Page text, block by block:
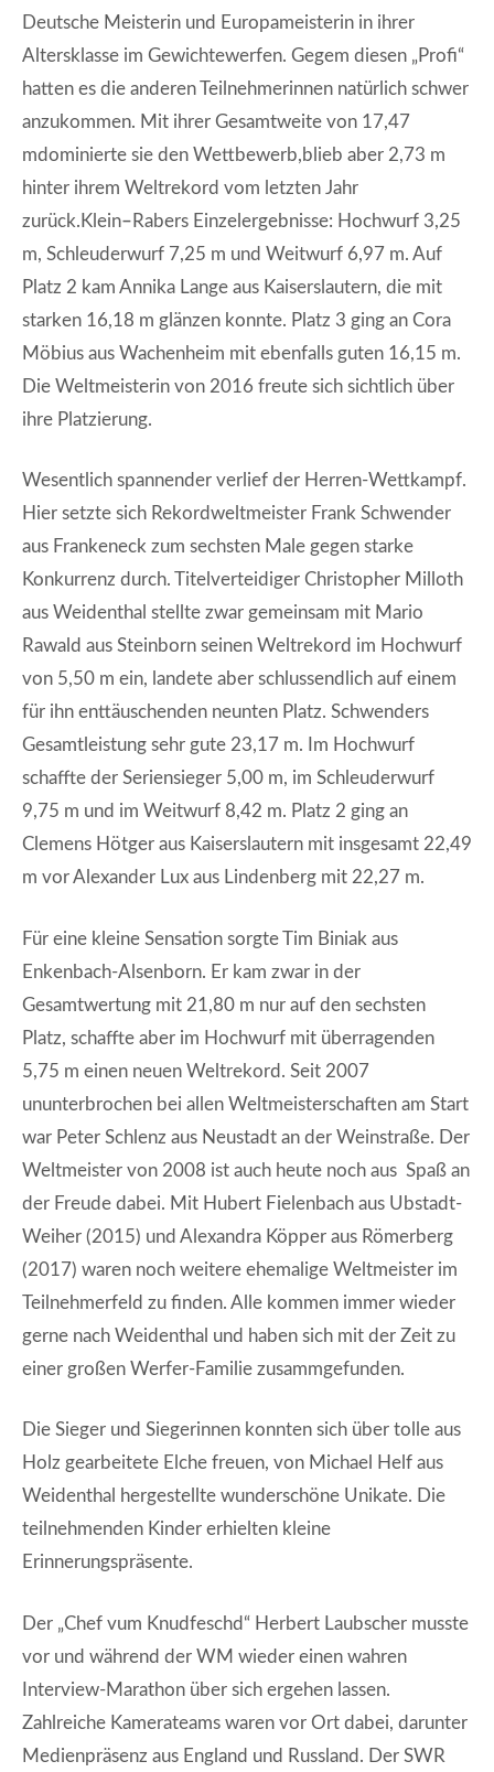
Deutsche Meisterin und Europameisterin in ihrer
Altersklasse im Gewichtewerfen. Gegem diesen „Profi“
hatten es die anderen Teilnehmerinnen natürlich schwer
anzukommen. Mit ihrer Gesamtweite von 17,47
mdominierte sie den Wettbewerb,blieb aber 2,73 m
hinter ihrem Weltrekord vom letzten Jahr
zurück.Klein– Rabers Einzelergebnisse: Hochwurf 3,25
m, Schleuderwurf 7,25 m und Weitwurf 6,97 m. Auf
Platz 2 kam Annika Lange aus Kaiserslautern, die mit
starken 16,18 m glänzen konnte. Platz 3 ging an Cora
Möbius aus Wachenheim mit ebenfalls guten 16,15 m.
Die Weltmeisterin von 2016 freute sich sichtlich über
ihre Platzierung.
Wesentlich spannender verlief der Herren-Wettkampf.
Hier setzte sich Rekordweltmeister Frank Schwender
aus Frankeneck zum sechsten Male gegen starke
Konkurrenz durch. Titelverteidiger Christopher Milloth
aus Weidenthal stellte zwar gemeinsam mit Mario
Rawald aus Steinborn seinen Weltrekord im Hochwurf
von 5,50 m ein, landete aber schlussendlich auf einem
für ihn enttäuschenden neunten Platz. Schwenders
Gesamtleistung sehr gute 23,17 m. Im Hochwurf
schaffte der Seriensieger 5,00 m, im Schleuderwurf
9,75 m und im Weitwurf 8,42 m. Platz 2 ging an
Clemens Hötger aus Kaiserslautern mit insgesamt 22,49
m vor Alexander Lux aus Lindenberg mit 22,27 m.
Für eine kleine Sensation sorgte Tim Biniak aus
Enkenbach-Alsenborn. Er kam zwar in der
Gesamtwertung mit 21,80 m nur auf den sechsten
Platz, schaffte aber im Hochwurf mit überragenden
5,75 m einen neuen Weltrekord. Seit 2007
ununterbrochen bei allen Weltmeisterschaften am Start
war Peter Schlenz aus Neustadt an der Weinstraße. Der
Weltmeister von 2008 ist auch heute noch aus Spaß an
der Freude dabei. Mit Hubert Fielenbach aus Ubstadt-
Weiher (2015) und Alexandra Köpper aus Römerberg
(2017) waren noch weitere ehemalige Weltmeister im
Teilnehmerfeld zu finden. Alle kommen immer wieder
gerne nach Weidenthal und haben sich mit der Zeit zu
einer großen Werfer-Familie zusammgefunden.
Die Sieger und Siegerinnen konnten sich über tolle aus
Holz gearbeitete Elche freuen, von Michael Helf aus
Weidenthal hergestellte wunderschöne Unikate. Die
teilnehmenden Kinder erhielten kleine
Erinnerungspräsente.
Der „Chef vum Knudfeschd“ Herbert Laubscher musste
vor und während der WM wieder einen wahren
Interview-Marathon über sich ergehen lassen.
Zahlreiche Kamerateams waren vor Ort dabei, darunter
Medienpräsenz aus England und Russland. Der SWR